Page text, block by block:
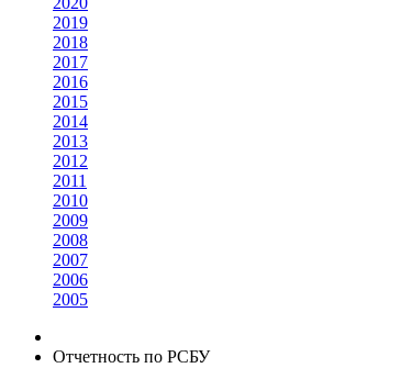
2019
2018
2017
2016
2015
2014
2013
2012
2011
2010
2009
2008
2007
2006
2005
Отчетность по РСБУ